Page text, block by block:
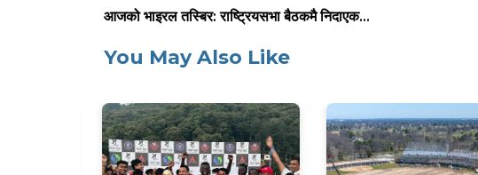
आजको भाइरल तस्बिर: राष्ट्रियसभा बैठकमै निदाएक...
You May Also Like